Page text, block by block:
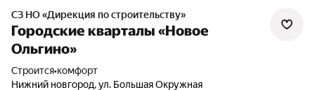
СЗ НО «Дирекция по строительству»
Городские кварталы «Новое
Ольгино»
Строится•комфорт
Нижний новгород, ул. Большая Окружная